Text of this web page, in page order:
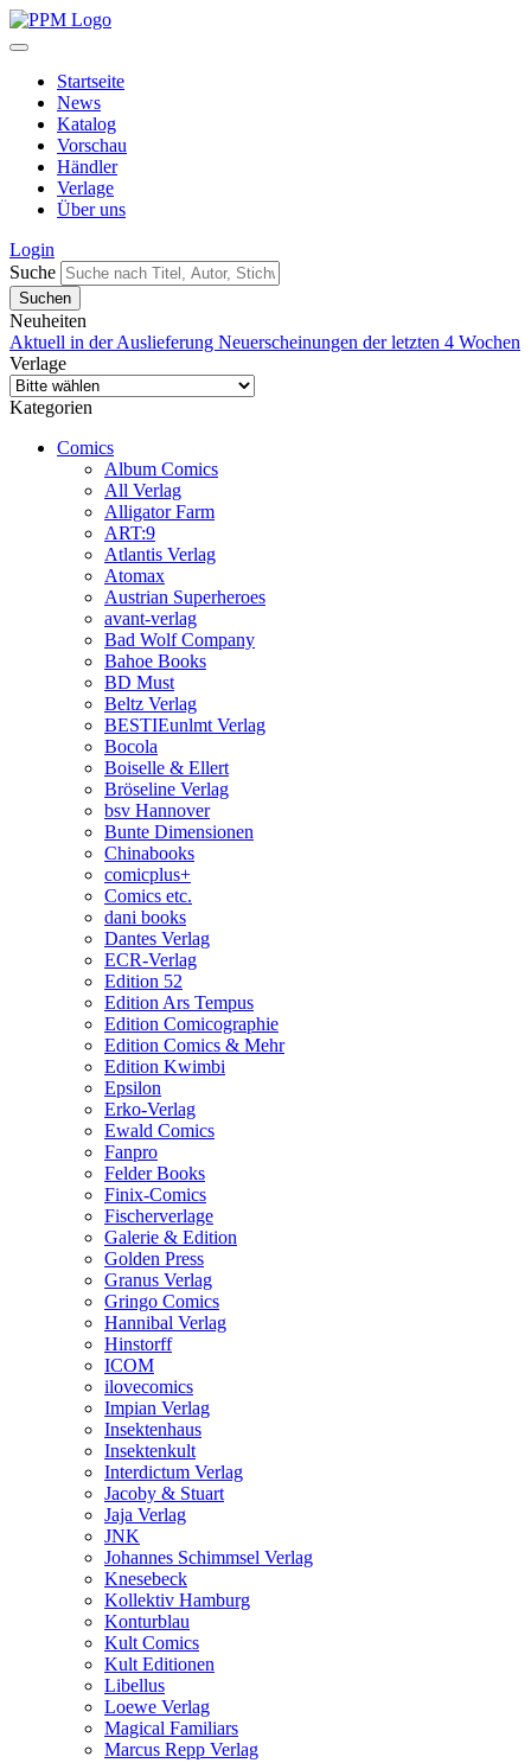
Startseite
News
Katalog
Vorschau
Händler
Verlage
Über uns
Login
Suche
Neuheiten
Aktuell in der Auslieferung Neuerscheinungen der letzten 4 Wochen
Verlage
Kategorien
Comics
Album Comics
All Verlag
Alligator Farm
ART:9
Atlantis Verlag
Atomax
Austrian Superheroes
avant-verlag
Bad Wolf Company
Bahoe Books
BD Must
Beltz Verlag
BESTIEunlmt Verlag
Bocola
Boiselle & Ellert
Bröseline Verlag
bsv Hannover
Bunte Dimensionen
Chinabooks
comicplus+
Comics etc.
dani books
Dantes Verlag
ECR-Verlag
Edition 52
Edition Ars Tempus
Edition Comicographie
Edition Comics & Mehr
Edition Kwimbi
Epsilon
Erko-Verlag
Ewald Comics
Fanpro
Felder Books
Finix-Comics
Fischerverlage
Galerie & Edition
Golden Press
Granus Verlag
Gringo Comics
Hannibal Verlag
Hinstorff
ICOM
ilovecomics
Impian Verlag
Insektenhaus
Insektenkult
Interdictum Verlag
Jacoby & Stuart
Jaja Verlag
JNK
Johannes Schimmsel Verlag
Knesebeck
Kollektiv Hamburg
Konturblau
Kult Comics
Kult Editionen
Libellus
Loewe Verlag
Magical Familiars
Marcus Repp Verlag